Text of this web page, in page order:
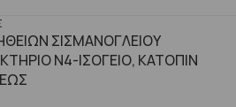
ΣΙΣΜΑΝΟΓΛΕΙΟΥ
Ν4-ΙΣΟΓΕΙΟ, ΚΑΤΟΠΙΝ